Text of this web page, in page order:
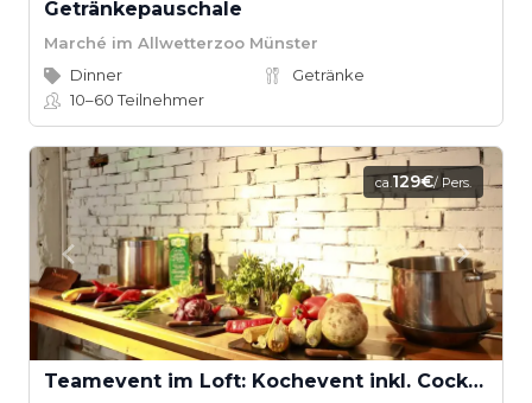
Getränkepauschale
Marché im Allwetterzoo Münster
Dinner
Getränke
10–60Teilnehmer
ca.129€/ Pers.
Teamevent im Loft: Kochevent inkl. Cocktail-Workshop ab 16 Teilnehmern